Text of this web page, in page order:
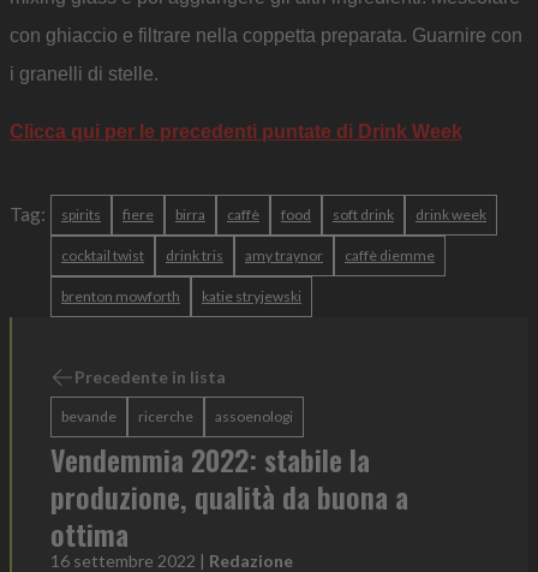
con ghiaccio e filtrare nella coppetta preparata. Guarnire con
i granelli di stelle.
Clicca qui per le precedenti puntate di Drink Week
Tag: spirits fiere birra caffè food soft drink drink week
cocktail twist drink tris amy traynor caffè diemme
brenton mowforth katie stryjewski
Precedente in lista
bevande ricerche assoenologi
Vendemmia 2022: stabile la
produzione, qualità da buona a
ottima
16 settembre 2022 | Redazione